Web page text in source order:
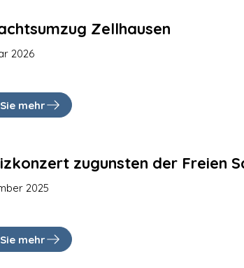
Zellhausen
2026
mehr
zugunsten der Freien
2025
mehr